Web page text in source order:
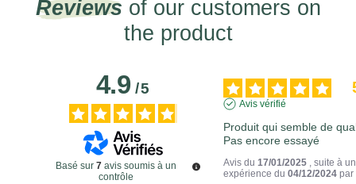
Reviews of our customers on
the product
4.9/5
Basé sur 7 avis soumis à un
contrôle
Avis vérifié
Produit qui semble de
Pas encore essayé
Avis du17/01/2025 , suite à
expérience du04/12/2024 par